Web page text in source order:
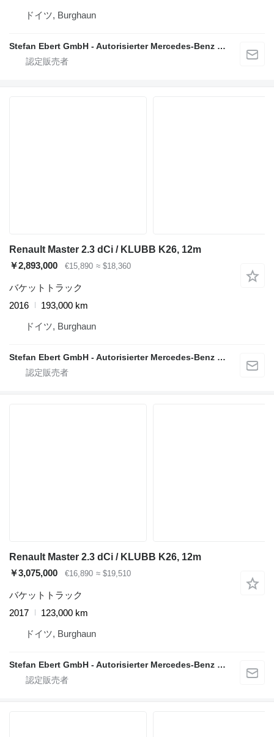
ドイツ, Burghaun
Stefan Ebert GmbH - Autorisierter Mercedes-Benz Servicepartner
Renault Master 2.3 dCi / KLUBB K26, 12m
￥2,893,000
€15,890 ≈ $18,360
バケットトラック
2016
193,000 km
ドイツ, Burghaun
Stefan Ebert GmbH - Autorisierter Mercedes-Benz Servicepartner
Renault Master 2.3 dCi / KLUBB K26, 12m
￥3,075,000
€16,890 ≈ $19,510
バケットトラック
2017
123,000 km
ドイツ, Burghaun
Stefan Ebert GmbH - Autorisierter Mercedes-Benz Servicepartner